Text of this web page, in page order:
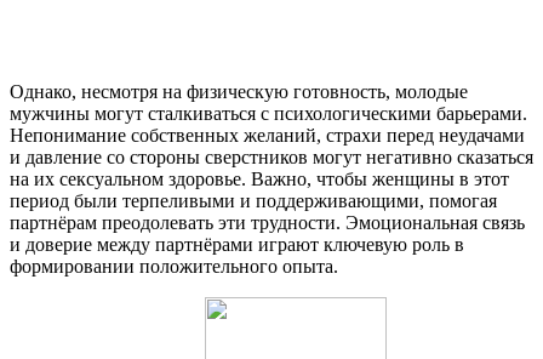
Однако, несмотря на физическую готовность, молодые
мужчины могут сталкиваться с психологическими барьерами.
Непонимание собственных желаний, страхи перед неудачами
и давление со стороны сверстников могут негативно сказаться
на их сексуальном здоровье. Важно, чтобы женщины в этот
период были терпеливыми и поддерживающими, помогая
партнёрам преодолевать эти трудности. Эмоциональная связь
и доверие между партнёрами играют ключевую роль в
формировании положительного опыта.